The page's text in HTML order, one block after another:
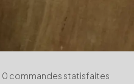
0 commandes statisfaites